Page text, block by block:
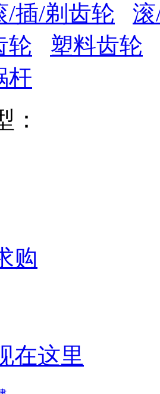
/插/剃齿轮
轮
塑料齿轮
杆
：
购
在这里